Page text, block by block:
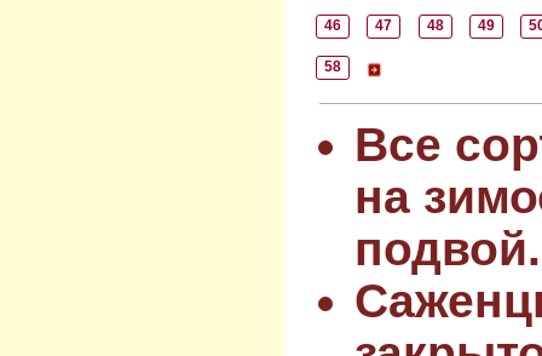
46 47 48 49
58
Все
на
подвой.